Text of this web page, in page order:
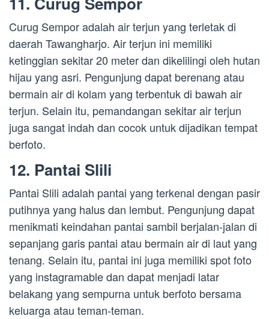
Curug Sempor adalah air terjun yang terletak di
daerah Tawangharjo. Air terjun ini memiliki
ketinggian sekitar 20 meter dan dikelilingi oleh hutan
hijau yang asri. Pengunjung dapat berenang atau
bermain air di kolam yang terbentuk di bawah air
terjun. Selain itu, pemandangan sekitar air terjun
juga sangat indah dan cocok untuk dijadikan tempat
berfoto.
12. Pantai Slili
Pantai Slili adalah pantai yang terkenal dengan pasir
putihnya yang halus dan lembut. Pengunjung dapat
menikmati keindahan pantai sambil berjalan-jalan di
sepanjang garis pantai atau bermain air di laut yang
tenang. Selain itu, pantai ini juga memiliki spot foto
yang instagramable dan dapat menjadi latar
belakang yang sempurna untuk berfoto bersama
keluarga atau teman-teman.